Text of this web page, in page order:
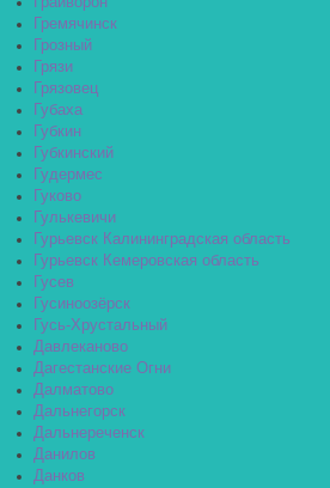
Гремячинск
Грозный
Грязи
Грязовец
Губаха
Губкин
Губкинский
Гудермес
Гуково
Гулькевичи
Гурьевск Калининградская область
Гурьевск Кемеровская область
Гусев
Гусиноозёрск
Гусь-Хрустальный
Давлеканово
Дагестанские Огни
Далматово
Дальнегорск
Дальнереченск
Данилов
Данков